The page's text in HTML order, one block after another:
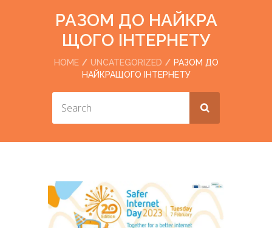
РАЗОМ ДО НАЙКРА
ЩОГО ІНТЕРНЕТУ
HOME UNCATEGORIZED
РАЗОМ ДО
НАЙКРАЩОГО ІНТЕРНЕТУ